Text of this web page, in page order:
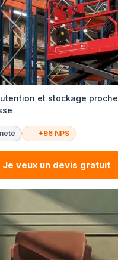
et stockage proche
+96 NPS
Je veux un devis gratuit